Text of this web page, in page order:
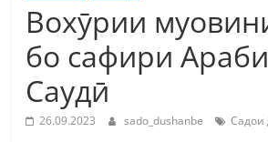
Вохӯрии
бо cафири
Саудӣ
26.09.2023 sado_dushanbe Садои